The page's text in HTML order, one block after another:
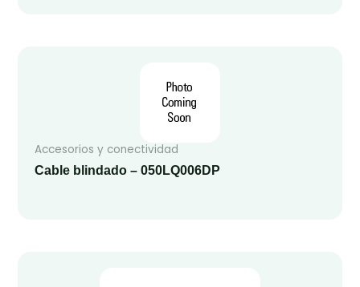
Accesorios y conectividad
Cable blindado – 050LQ006DP